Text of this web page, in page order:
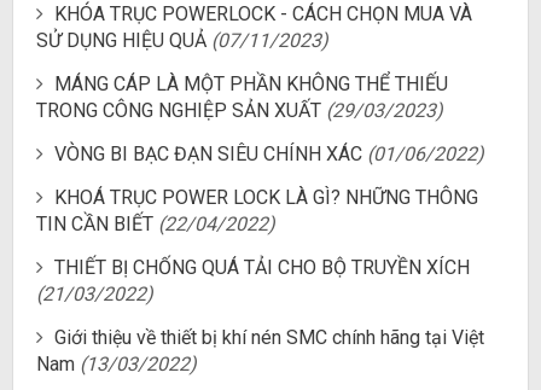
KHÓA TRỤC POWERLOCK - CÁCH CHỌN MUA VÀ
SỬ DỤNG HIỆU QUẢ (07/11/2023)
MÁNG CÁP LÀ MỘT PHẦN KHÔNG THỂ THIẾU
TRONG CÔNG NGHIỆP SẢN XUẤT (29/03/2023)
VÒNG BI BẠC ĐẠN SIÊU CHÍNH XÁC (01/06/2022)
KHOÁ TRỤC POWER LOCK LÀ GÌ? NHỮNG THÔNG
TIN CẦN BIẾT (22/04/2022)
THIẾT BỊ CHỐNG QUÁ TẢI CHO BỘ TRUYỀN XÍCH
(21/03/2022)
Giới thiệu về thiết bị khí nén SMC chính hãng tại Việt
Nam (13/03/2022)